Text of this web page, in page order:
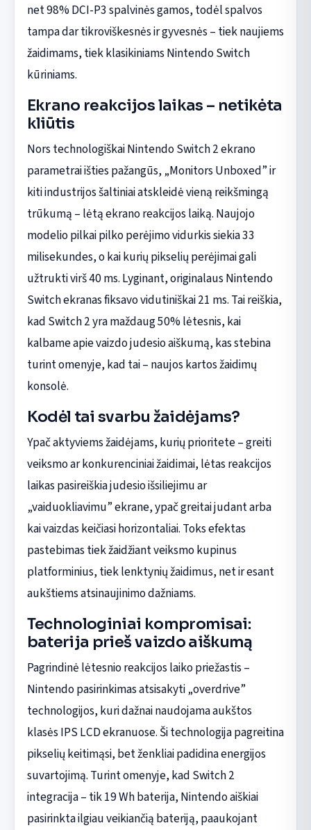
net 98% DCI-P3 spalvinės gamos, todėl spalvos
tampa dar tikroviškesnės ir gyvesnės – tiek naujiems
žaidimams, tiek klasikiniams Nintendo Switch
kūriniams.
Ekrano reakcijos laikas – netikėta
kliūtis
Nors technologiškai Nintendo Switch 2 ekrano
parametrai išties pažangūs, „Monitors Unboxed” ir
kiti industrijos šaltiniai atskleidė vieną reikšmingą
trūkumą – lėtą ekrano reakcijos laiką. Naujojo
modelio pilkai pilko perėjimo vidurkis siekia 33
milisekundes, o kai kurių pikselių perėjimai gali
užtrukti virš 40 ms. Lyginant, originalaus Nintendo
Switch ekranas fiksavo vidutiniškai 21 ms. Tai reiškia,
kad Switch 2 yra maždaug 50% lėtesnis, kai
kalbame apie vaizdo judesio aiškumą, kas stebina
turint omenyje, kad tai – naujos kartos žaidimų
konsolė.
Kodėl tai svarbu žaidėjams?
Ypač aktyviems žaidėjams, kurių prioritete – greiti
veiksmo ar konkurenciniai žaidimai, lėtas reakcijos
laikas pasireiškia judesio išsiliejimu ar
„vaiduokliavimu” ekrane, ypač greitai judant arba
kai vaizdas keičiasi horizontaliai. Toks efektas
pastebimas tiek žaidžiant veiksmo kupinus
platforminius, tiek lenktynių žaidimus, net ir esant
aukštiems atsinaujinimo dažniams.
Technologiniai kompromisai:
baterija prieš vaizdo aiškumą
Pagrindinė lėtesnio reakcijos laiko priežastis –
Nintendo pasirinkimas atsisakyti „overdrive”
technologijos, kuri dažnai naudojama aukštos
klasės IPS LCD ekranuose. Ši technologija pagreitina
pikselių keitimąsi, bet ženkliai padidina energijos
suvartojimą. Turint omenyje, kad Switch 2
integracija – tik 19 Wh baterija, Nintendo aiškiai
pasirinkta ilgiau veikiančią bateriją, paaukojant